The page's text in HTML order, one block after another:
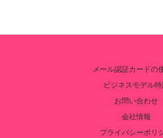
メール認証カードの
ビジネスモデル
お問い合わせ
会社情報
プライバシーポリ